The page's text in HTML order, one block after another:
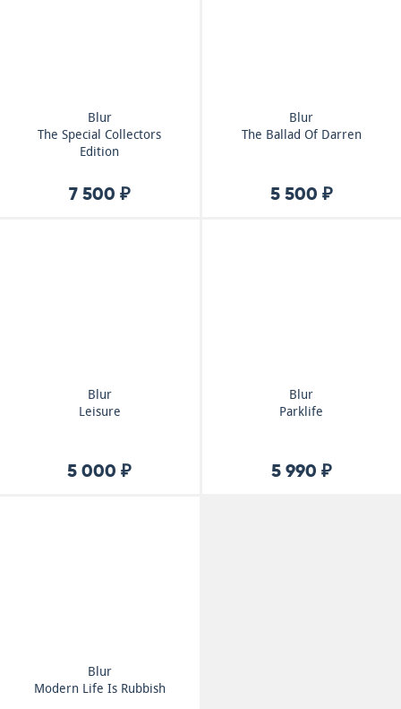
Blur
The Special Collectors
Edition
7 500 ₽
Blur
The Ballad Of Darren
5 500 ₽
Blur
Leisure
5 000 ₽
Blur
Parklife
5 990 ₽
Blur
Modern Life Is Rubbish